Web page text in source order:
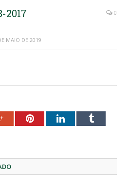
2017 0
MAIO DE 2019
Google+PinterestLinkedInTumblr